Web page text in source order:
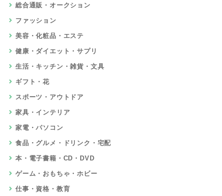
総合通販・オークション
ファッション
美容・化粧品・エステ
健康・ダイエット・サプリ
生活・キッチン・雑貨・文具
ギフト・花
スポーツ・アウトドア
家具・インテリア
家電・パソコン
食品・グルメ・ドリンク・宅配
本・電子書籍・CD・DVD
ゲーム・おもちゃ・ホビー
仕事・資格・教育